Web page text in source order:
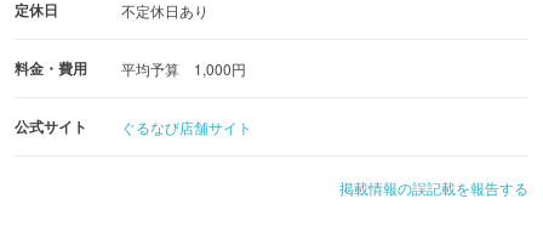
定休日 不定休日あり
料金・費用 平均予算 1,000円
公式サイト ぐるなび店舗サイト
掲載情報の誤記載を報告する